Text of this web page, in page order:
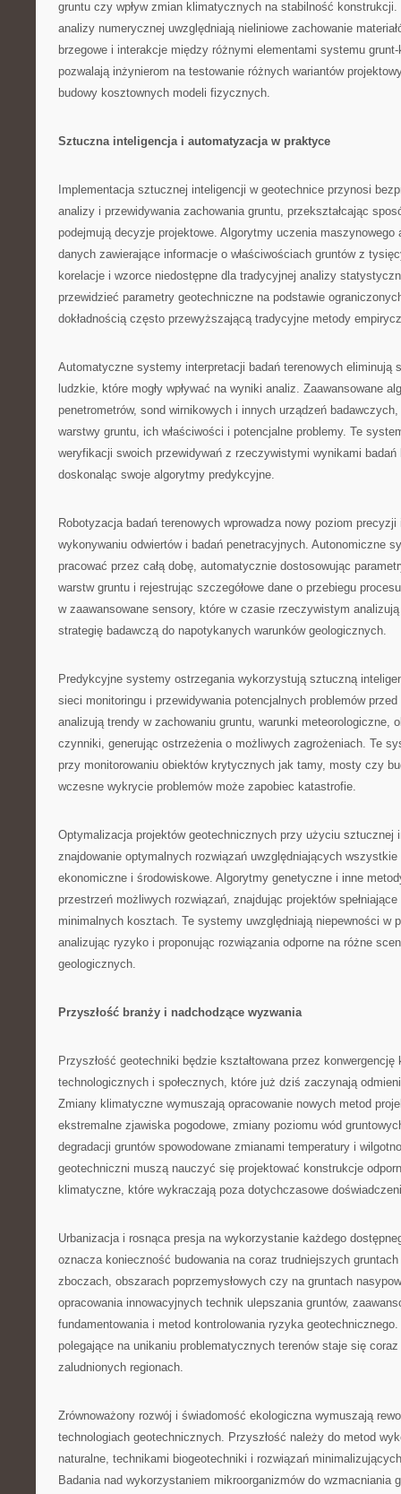
gruntu czy wpływ zmian klimatycznych na stabilność konstrukcji.
analizy numerycznej uwzględniają nieliniowe zachowanie
brzegowe i interakcje między różnymi elementami systemu
pozwalają inżynierom na testowanie różnych wariantów
budowy kosztownych modeli fizycznych.
Sztuczna inteligencja i automatyzacja w praktyce
Implementacja sztucznej inteligencji w geotechnice przynosi
analizy i przewidywania zachowania gruntu, przekształcając
podejmują decyzje projektowe. Algorytmy uczenia maszynowego
danych zawierające informacje o właściwościach gruntów z
korelacje i wzorce niedostępne dla tradycyjnej analizy
przewidzieć parametry geotechniczne na podstawie
dokładnością często przewyższającą tradycyjne metody
Automatyczne systemy interpretacji badań terenowych eliminują
ludzkie, które mogły wpływać na wyniki analiz. Zaawansowane
penetrometrów, sond wirnikowych i innych urządzeń
warstwy gruntu, ich właściwości i potencjalne problemy. Te
weryfikacji swoich przewidywań z rzeczywistymi wynikami badań
doskonaląc swoje algorytmy predykcyjne.
Robotyzacja badań terenowych wprowadza nowy poziom
wykonywaniu odwiertów i badań penetracyjnych. Autonomiczne
pracować przez całą dobę, automatycznie dostosowując
warstw gruntu i rejestrując szczegółowe dane o przebiegu
w zaawansowane sensory, które w czasie rzeczywistym
strategię badawczą do napotykanych warunków geologicznych.
Predykcyjne systemy ostrzegania wykorzystują sztuczną
sieci monitoringu i przewidywania potencjalnych problemów
analizują trendy w zachowaniu gruntu, warunki meteorologiczne,
czynniki, generując ostrzeżenia o możliwych zagrożeniach. Te
przy monitorowaniu obiektów krytycznych jak tamy, mosty czy
wczesne wykrycie problemów może zapobiec katastrofie.
Optymalizacja projektów geotechnicznych przy użyciu sztucznej
znajdowanie optymalnych rozwiązań uwzględniających
ekonomiczne i środowiskowe. Algorytmy genetyczne i inne
przestrzeń możliwych rozwiązań, znajdując projektów
minimalnych kosztach. Te systemy uwzględniają niepewności w
analizując ryzyko i proponując rozwiązania odporne na różne
geologicznych.
Przyszłość branży i nadchodzące wyzwania
Przyszłość geotechniki będzie kształtowana przez konwergencję
technologicznych i społecznych, które już dziś zaczynają
Zmiany klimatyczne wymuszają opracowanie nowych metod
ekstremalne zjawiska pogodowe, zmiany poziomu wód
degradacji gruntów spowodowane zmianami temperatury i
geotechniczni muszą nauczyć się projektować konstrukcje
klimatyczne, które wykraczają poza dotychczasowe
Urbanizacja i rosnąca presja na wykorzystanie każdego
oznacza konieczność budowania na coraz trudniejszych
zboczach, obszarach poprzemysłowych czy na gruntach
opracowania innowacyjnych technik ulepszania gruntów,
fundamentowania i metod kontrolowania ryzyka
polegające na unikaniu problematycznych terenów staje się
zaludnionych regionach.
Zrównoważony rozwój i świadomość ekologiczna wymuszają
technologiach geotechnicznych. Przyszłość należy do metod
naturalne, technikami biogeotechniki i rozwiązań
Badania nad wykorzystaniem mikroorganizmów do wzmacniania